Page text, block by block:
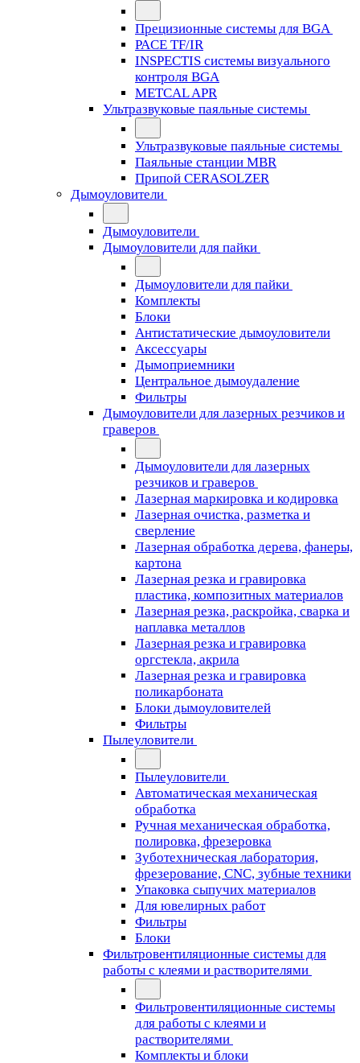
Прецизионные системы для BGA
PACE TF/IR
INSPECTIS системы визуального
контроля BGA
METCAL APR
Ультразвуковые паяльные системы
Ультразвуковые паяльные системы
Паяльные станции MBR
Припой CERASOLZER
Дымоуловители
Дымоуловители
Дымоуловители для пайки
Дымоуловители для пайки
Комплекты
Блоки
Антистатические дымоуловители
Аксессуары
Дымоприемники
Центральное дымоудаление
Фильтры
Дымоуловители для лазерных резчиков и
граверов
Дымоуловители для лазерных
резчиков и граверов
Лазерная маркировка и кодировка
Лазерная очистка, разметка и
сверление
Лазерная обработка дерева, фанеры,
картона
Лазерная резка и гравировка
пластика, композитных материалов
Лазерная резка, раскройка, сварка и
наплавка металлов
Лазерная резка и гравировка
оргстекла, акрила
Лазерная резка и гравировка
поликарбоната
Блоки дымоуловителей
Фильтры
Пылеуловители
Пылеуловители
Автоматическая механическая
обработка
Ручная механическая обработка,
полировка, фрезеровка
Зуботехническая лаборатория,
фрезерование, CNC, зубные техники
Упаковка сыпучих материалов
Для ювелирных работ
Фильтры
Блоки
Фильтровентиляционные системы для
работы с клеями и растворителями
Фильтровентиляционные системы
для работы с клеями и
растворителями
Комплекты и блоки